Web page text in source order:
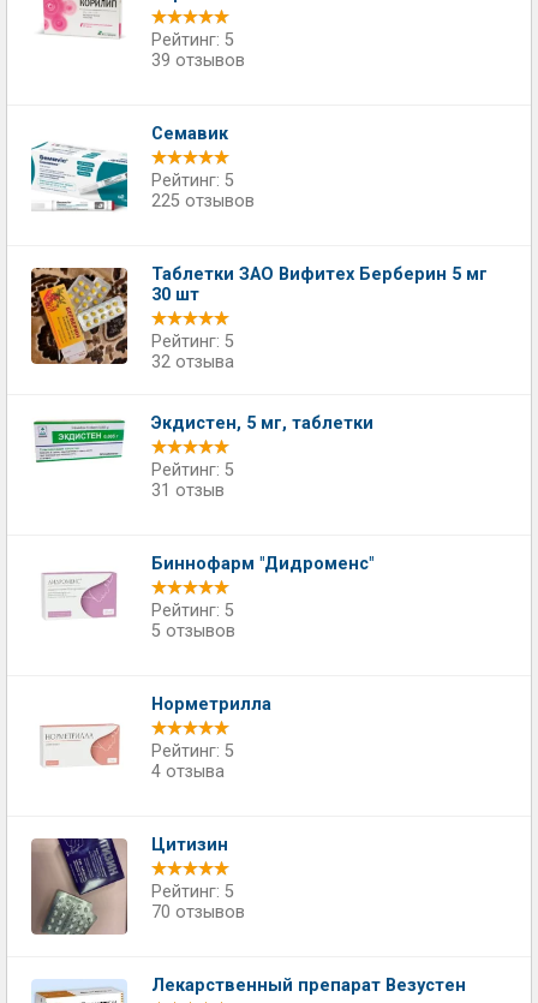
Рейтинг: 5
39 отзывов
Семавик
Рейтинг: 5
225 отзывов
Таблетки ЗАО Вифитех Берберин 5 мг
30 шт
Рейтинг: 5
32 отзыва
Экдистен, 5 мг, таблетки
Рейтинг: 5
31 отзыв
Биннофарм "Дидроменс"
Рейтинг: 5
5 отзывов
Норметрилла
Рейтинг: 5
4 отзыва
Цитизин
Рейтинг: 5
70 отзывов
Лекарственный препарат Везустен